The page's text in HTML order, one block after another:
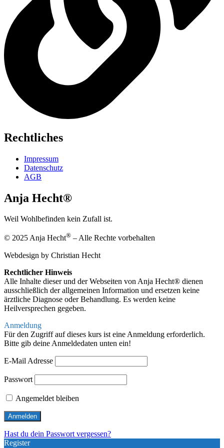
Rechtliches
Impressum
Datenschutz
AGB
Anja Hecht®
Weil Wohlbefinden kein Zufall ist.
© 2025 Anja Hecht® – Alle Rechte vorbehalten
Webdesign by Christian Hecht
Rechtlicher Hinweis
Alle Inhalte dieser und der Webseiten von Anja Hecht® dienen
ausschließlich der allgemeinen Information und ersetzen keine
ärztliche Diagnose oder Behandlung. Es werden keine
Heilversprechen gegeben.
Anmeldung
Für den Zugriff auf dieses kurs ist eine Anmeldung erforderlich.
Bitte gib deine Anmeldedaten unten ein!
E-Mail Adresse
Passwort
Angemeldet bleiben
Hast du dein Passwort vergessen?
Register